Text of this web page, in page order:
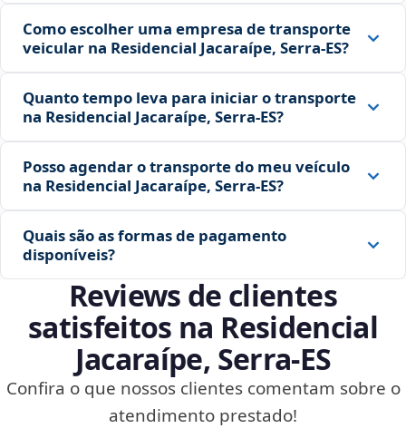
Como escolher uma empresa de transporte
veicular na Residencial Jacaraípe, Serra‑ES?
Quanto tempo leva para iniciar o transporte
na Residencial Jacaraípe, Serra‑ES?
Posso agendar o transporte do meu veículo
na Residencial Jacaraípe, Serra‑ES?
Quais são as formas de pagamento
disponíveis?
Reviews de clientes
satisfeitos na Residencial
Jacaraípe, Serra‑ES
Confira o que nossos clientes comentam sobre o
atendimento prestado!